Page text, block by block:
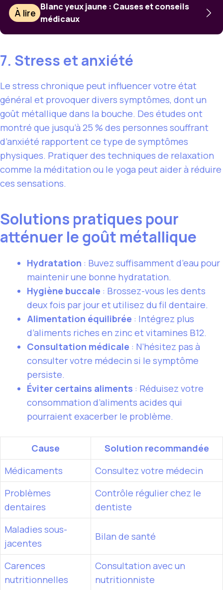
À lire
Blanc yeux jaune : Causes et conseils
médicaux
7. Stress et anxiété
Le stress chronique peut influencer votre état
général et provoquer divers symptômes, dont un
goût métallique dans la bouche. Des études ont
montré que jusqu’à 25 % des personnes souffrant
d’anxiété rapportent ce type de symptômes
physiques. Pratiquer des techniques de relaxation
comme la méditation ou le yoga peut aider à réduire
ces sensations.
Solutions pratiques pour
atténuer le goût métallique
Hydratation : Buvez suffisamment d’eau pour
maintenir une bonne hydratation.
Hygiène buccale : Brossez-vous les dents
deux fois par jour et utilisez du fil dentaire.
Alimentation équilibrée : Intégrez plus
d’aliments riches en zinc et vitamines B12.
Consultation médicale : N’hésitez pas à
consulter votre médecin si le symptôme
persiste.
Éviter certains aliments : Réduisez votre
consommation d’aliments acides qui
pourraient exacerber le problème.
Cause
Solution recommandée
Médicaments
Consultez votre médecin
Problèmes
dentaires
Contrôle régulier chez le
dentiste
Maladies sous-
jacentes
Bilan de santé
Carences
nutritionnelles
Consultation avec un
nutritionniste